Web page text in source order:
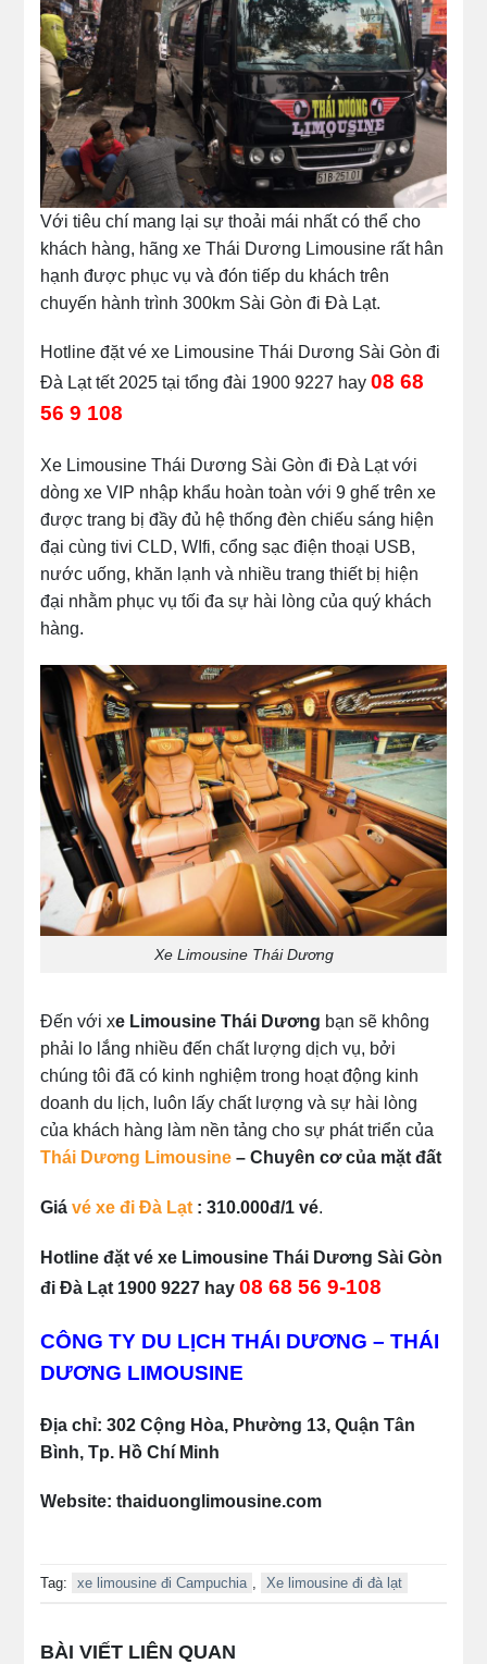
Với tiêu chí mang lại sự thoải mái nhất có thể cho
khách hàng, hãng xe Thái Dương Limousine rất hân
hạnh được phục vụ và đón tiếp du khách trên
chuyến hành trình 300km Sài Gòn đi Đà Lạt.
Hotline đặt vé xe Limousine Thái Dương Sài Gòn đi
Đà Lạt tết 2025 tại tổng đài 1900 9227 hay08 68
56 9 108
Xe Limousine Thái Dương Sài Gòn đi Đà Lạt với
dòng xe VIP nhập khẩu hoàn toàn với 9 ghế trên xe
được trang bị đầy đủ hệ thống đèn chiếu sáng hiện
đại cùng tivi CLD, WIfi, cổng sạc điện thoại USB,
nước uống, khăn lạnh và nhiều trang thiết bị hiện
đại nhằm phục vụ tối đa sự hài lòng của quý khách
hàng.
Xe Limousine Thái Dương
Đến với xe Limousine Thái Dương bạn sẽ không
phải lo lắng nhiều đến chất lượng dịch vụ, bởi
chúng tôi đã có kinh nghiệm trong hoạt động kinh
doanh du lịch, luôn lấy chất lượng và sự hài lòng
của khách hàng làm nền tảng cho sự phát triển của
Thái Dương Limousine – Chuyên cơ của mặt đất
Giávé xe đi Đà Lạt : 310.000đ/1 vé.
Hotline đặt vé xe Limousine Thái Dương Sài Gòn
đi Đà Lạt 1900 9227 hay08 68 56 9-108
CÔNG TY DU LỊCH THÁI DƯƠNG – THÁI
DƯƠNG LIMOUSINE
Địa chỉ: 302 Cộng Hòa, Phường 13, Quận Tân
Bình, Tp. Hồ Chí Minh
Website: thaiduonglimousine.com
Tag: xe limousine đi Campuchia Xe limousine đi đà lạt
BÀI VIẾT LIÊN QUAN